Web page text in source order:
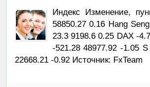
Индекс Изменение,
58850.27 0.16 Hang
23.3 9198.6 0.25 DAX -
-521.28 48977.92 -1.05
22668.21 -0.92 Источник: FxTeam